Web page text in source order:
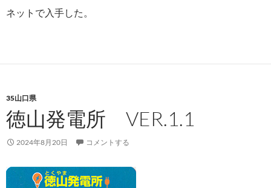
ネットで入手した。
35山口県
徳山発電所 VER.1.1
2024年8月20日 コメントする